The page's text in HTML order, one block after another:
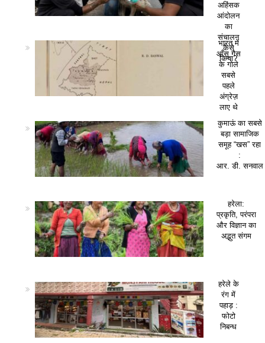
अहिंसक
आंदोलन
का
संचालन
कैसे
किया?
भारत में
आँसू गैस
के गोले
सबसे
पहले
अंग्रेज़
लाए थे
कुमाऊं का सबसे
बड़ा सामाजिक
समूह “खस” रहा
:
आर. डी. सनवाल
हरेला:
प्रकृति, परंपरा
और विज्ञान का
अद्भुत संगम
हरेले के
रंग में
पहाड़ :
फोटो
निबन्ध